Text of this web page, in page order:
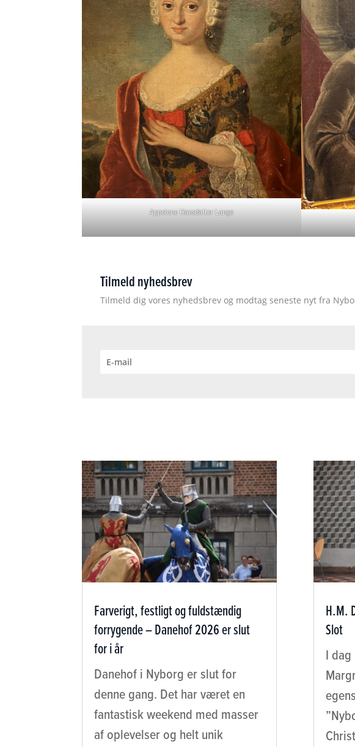
Appolone Hansdatter Lange
Tilmeld nyhedsbrev
Tilmeld dig vores nyhedsbrev og modtag seneste nyt fra
Farverigt, festligt og fuldstændig
forrygende – Danehof 2026 er slut
for i år
Danehof i Nyborg er slut for
denne gang. Det har været en
fantastisk weekend med masser
af oplevelser og helt unik
H.M.
Slot
I